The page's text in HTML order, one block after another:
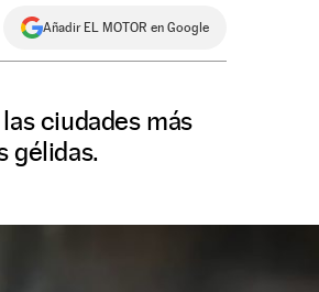
Añadir EL MOTOR en Google
ciudades más
gélidas.